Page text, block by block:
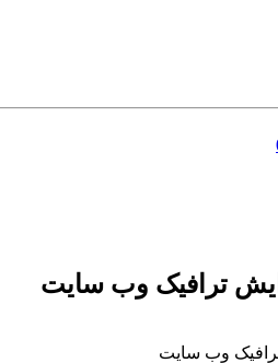
ترافیک وب سایت
وب سایت